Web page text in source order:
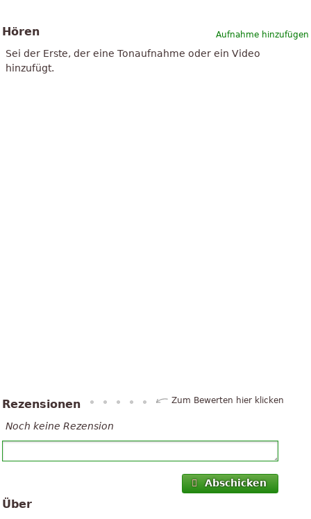
Aufnahme hinzufügen
Hören
Sei der Erste, der eine Tonaufnahme oder ein Video
hinzufügt.
Rezensionen Zum Bewerten hier klicken
Noch keine Rezension
Abschicken
Über